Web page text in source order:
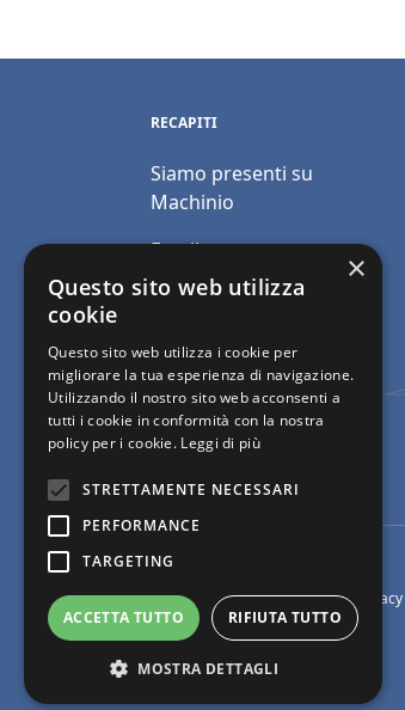
RECAPITI
Siamo presenti su
Machinio
Email:
info@polimacchine.it
2067911
Mobile:+39 348 5110011
© Polimacchine Verona Italia- Privacy
×
Questo sito web utilizza
cookie
Questo sito web utilizza i cookie per
migliorare la tua esperienza di navigazione.
Utilizzando il nostro sito web acconsenti a
tutti i cookie in conformità con la nostra
policy per i cookie. Leggi di più
STRETTAMENTE NECESSARI
PERFORMANCE
TARGETING
ACCETTA TUTTO RIFIUTA TUTTO
MOSTRA DETTAGLI